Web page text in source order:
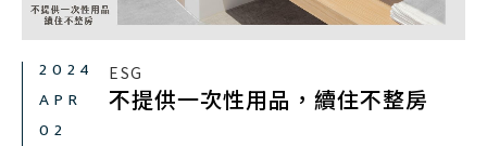
2024
APR
02
ESG
不提供一次性用品，續住不整房